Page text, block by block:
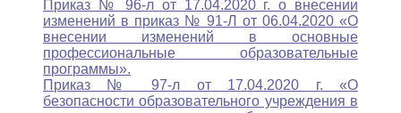
Приказ № 96-л от 17.04.2020 г. о внесении
изменений в приказ № 91-Л от 06.04.2020 «О
внесении изменений в основные
профессиональные образовательные
программы».
Приказ № 97-л от 17.04.2020 г. «О
безопасности образовательного учреждения в